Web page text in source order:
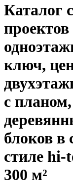
Каталог
ключ,
с
блоков в
стиле hi-
300 м²